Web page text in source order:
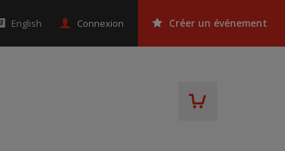
English Connexion Créer un événement